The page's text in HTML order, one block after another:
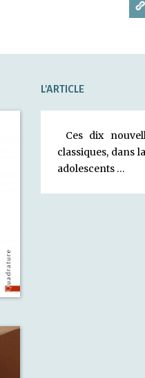
L'ARTICLE
Ces dix
classiques, dans
adolescents …